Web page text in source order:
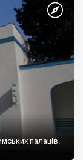
палаців.